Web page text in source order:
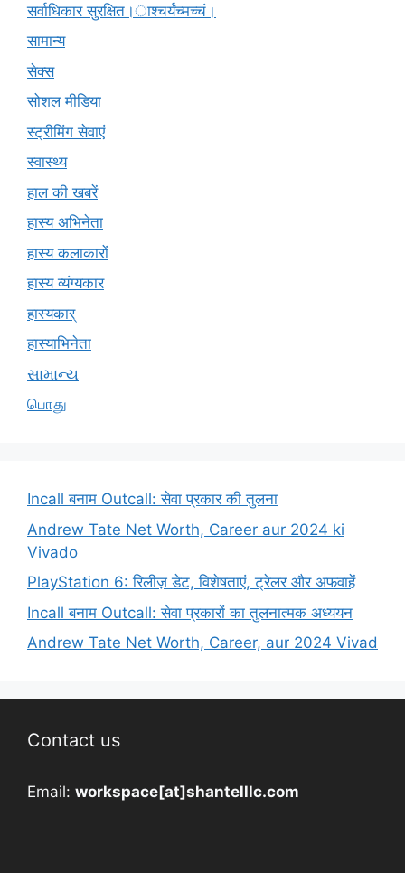
सर्वाधिकार सुरक्षित।ाश्चर्यंच्मच्चं।
सामान्य
सेक्स
सोशल मीडिया
स्ट्रीमिंग सेवाएं
स्वास्थ्य
हाल की खबरें
हास्य अभिनेता
हास्य कलाकारों
हास्य व्यंग्यकार
हास्यकार्
हास्याभिनेता
સામાન્ય
பொது
Incall बनाम Outcall: सेवा प्रकार की तुलना
Andrew Tate Net Worth, Career aur 2024 ki
Vivado
PlayStation 6: रिलीज़ डेट, विशेषताएं, ट्रेलर और अफवाहें
Incall बनाम Outcall: सेवा प्रकारों का तुलनात्मक अध्ययन
Andrew Tate Net Worth, Career, aur 2024 Vivad
Contact us
Email: workspace[at]shantelllc.com